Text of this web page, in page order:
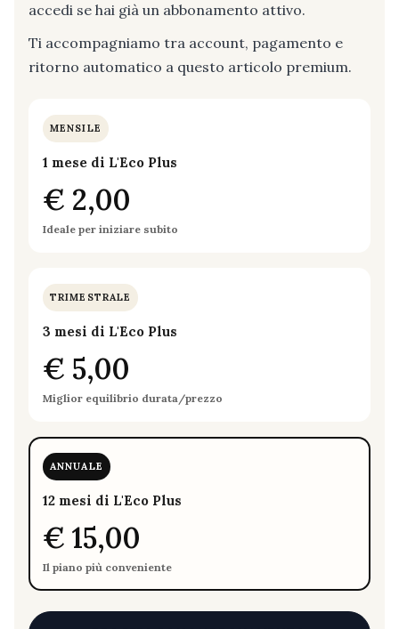
accedi se hai già un abbonamento attivo.
Ti accompagniamo tra account, pagamento e
ritorno automatico a questo articolo premium.
MENSILE
1 mese di L'Eco Plus
€ 2,00
Ideale per iniziare subito
TRIMESTRALE
3 mesi di L'Eco Plus
€ 5,00
Miglior equilibrio durata/prezzo
ANNUALE
12 mesi di L'Eco Plus
€ 15,00
Il piano più conveniente